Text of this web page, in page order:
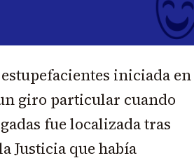
iniciada en
giro particular cuando
fue localizada tras
Justicia que había